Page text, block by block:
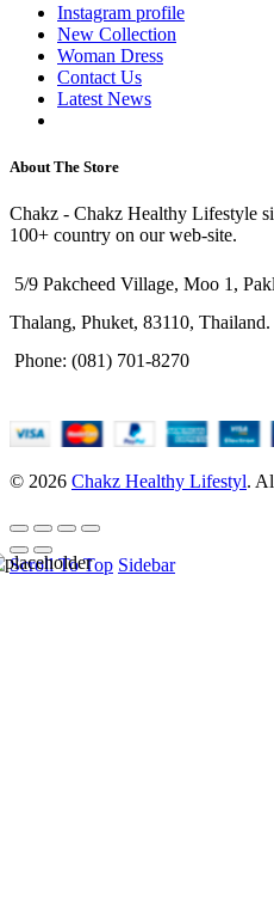
Instagram profile
New Collection
Woman Dress
Contact Us
Latest News
About The Store
Chakz - Chakz Healthy Lifestyle
100+ country on our web-site.
5/9 Pakcheed Village, Moo 1,
Thalang, Phuket, 83110, Thailand.
Phone: (081) 701-8270
© 2026 Chakz Healthy Lifestyl.
Scroll To Top Sidebar